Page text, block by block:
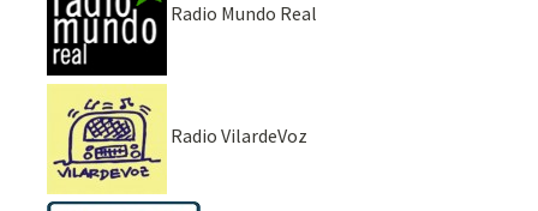
Radio Mundo Real
Radio VilardeVoz